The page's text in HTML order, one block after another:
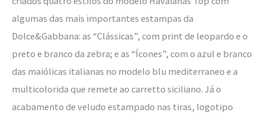
algumas das mais importantes estampas da
Dolce&Gabbana: as “Clássicas”, com print de leopardo e o
preto e branco da zebra; e as “Ícones”, com o azul e branco
das maiólicas italianas no modelo blu mediterraneo e a
multicolorida que remete ao carretto siciliano. Já o
acabamento de veludo estampado nas tiras, logotipo